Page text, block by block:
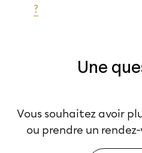
?
Une
Vous souhaitez avoir
ou prendre un rendez-